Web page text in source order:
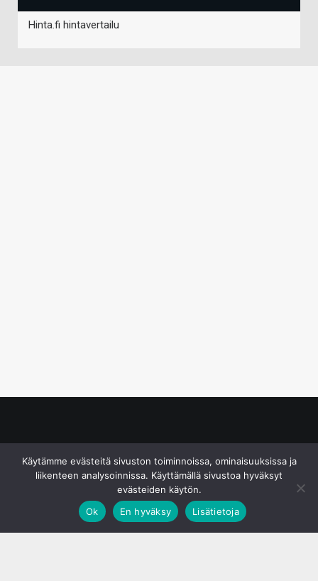
Hinta.fi hintavertailu
Käytämme evästeitä sivuston toiminnoissa, ominaisuuksissa ja
liikenteen analysoinnissa. Käyttämällä sivustoa hyväksyt
evästeiden käytön.
Ok
En hyväksy Lisätietoja